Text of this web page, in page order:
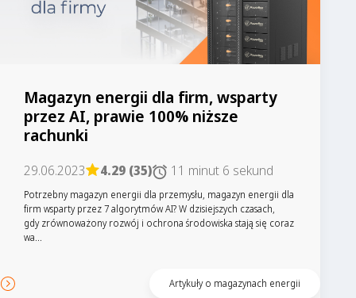
Magazyn energii dla firm, wsparty
przez AI, prawie 100% niższe
rachunki
29.06.2023 4.29 (35) 11 minut 6 sekund
Potrzebny magazyn energii dla przemysłu, magazyn energii dla
firm wsparty przez 7 algorytmów AI? W dzisiejszych czasach,
gdy zrównoważony rozwój i ochrona środowiska stają się coraz
wa...
Artykuły o magazynach energii